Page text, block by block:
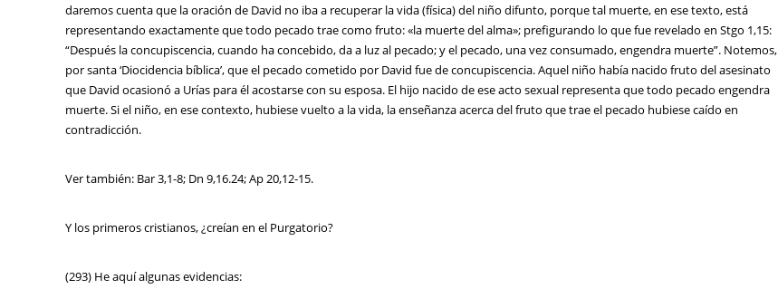
daremos cuenta que la oración de David no iba a recuperar la vida (física) del niño difunto, porque tal muerte, en ese texto, está
representando exactamente que todo pecado trae como fruto: «la muerte del alma»; prefigurando lo que fue revelado en Stgo 1,15:
“Después la concupiscencia, cuando ha concebido, da a luz al pecado; y el pecado, una vez consumado, engendra muerte”. Notemos,
por santa ‘Diocidencia bíblica’, que el pecado cometido por David fue de concupiscencia. Aquel niño había nacido fruto del asesinato
que David ocasionó a Urías para él acostarse con su esposa. El hijo nacido de ese acto sexual representa que todo pecado engendra
muerte. Si el niño, en ese contexto, hubiese vuelto a la vida, la enseñanza acerca del fruto que trae el pecado hubiese caído en
contradicción.
Ver también: Bar 3,1-8; Dn 9,16.24; Ap 20,12-15.
Y los primeros cristianos, ¿creían en el Purgatorio?
(293) He aquí algunas evidencias: